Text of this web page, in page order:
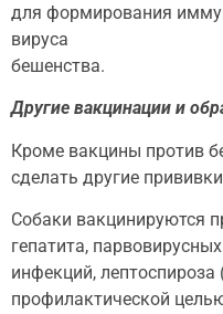
для формирования
вируса
бешенства.
Другие вакцинации и
Кроме вакцины против
сделать другие
Собаки вакцинируются
гепатита,
инфекций,
профилактической